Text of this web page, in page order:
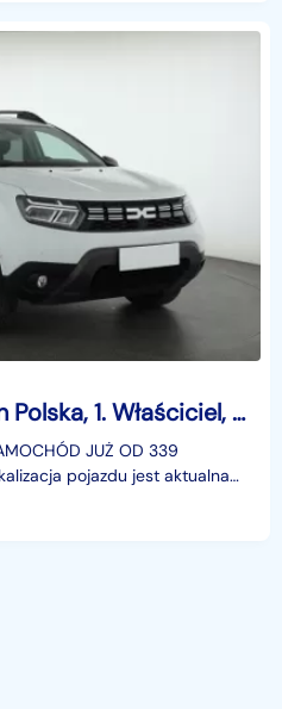
Dacia Duster I , Salon Polska, 1. Właściciel, Serwis ASO, VAT 23%,
JUŻ OD 339
pojazdu jest aktualna
Przed przyjazdem do